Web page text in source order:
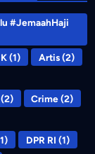
#JemaahHaji
(1) Artis(2)
Crime(2)
DPR RI (1)